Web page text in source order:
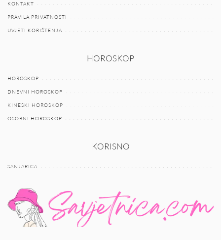
KONTAKT
PRAVILA PRIVATNOSTI
UVJETI KORIŠTENJA
HOROSKOP
HOROSKOP
DNEVNI HOROSKOP
KINESKI HOROSKOP
OSOBNI HOROSKOP
KORISNO
SANJARICA